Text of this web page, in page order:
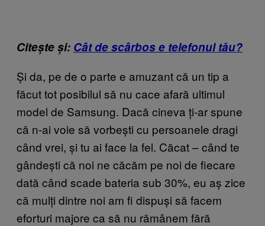
Citește și: Cât de scârbos e telefonul tău?
Și da, pe de o parte e amuzant că un tip a
făcut tot posibilul să nu cace afară ultimul
model de Samsung. Dacă cineva ți-ar spune
că n-ai voie să vorbești cu persoanele dragi
când vrei, și tu ai face la fel. Căcat – când te
gândești că noi ne căcăm pe noi de fiecare
dată când scade bateria sub 30%, eu aș zice
că mulți dintre noi am fi dispuși să facem
eforturi majore ca să nu rămânem fără